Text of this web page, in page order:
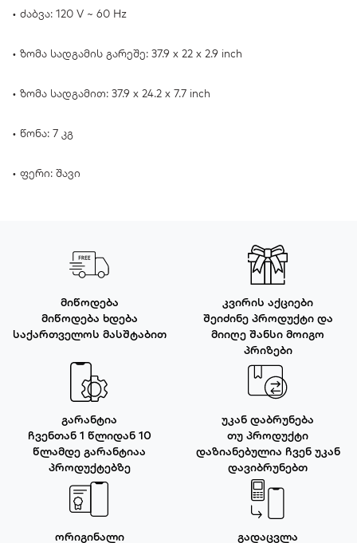
• ძაბვა: 120 V ~ 60 Hz
• ზომა სადგამის გარეშე: 37.9 x 22 x 2.9 inch
• ზომა სადგამით: 37.9 x 24.2 x 7.7 inch
• წონა: 7 კგ
• ფერი: შავი
მიწოდება
მიწოდება ხდება
საქართველოს მასშტაბით
კვირის აქციები
შეიძინე პროდუქტი და
მიიღე შანსი მოიგო
პრიზები
გარანტია
ჩვენთან 1 წლიდან 10
წლამდე გარანტიაა
პროდუქტებზე
უკან დაბრუნება
თუ პროდუქტი
დაზიანებულია ჩვენ უკან
დავიბრუნებთ
ორიგინალი
გადაცვლა